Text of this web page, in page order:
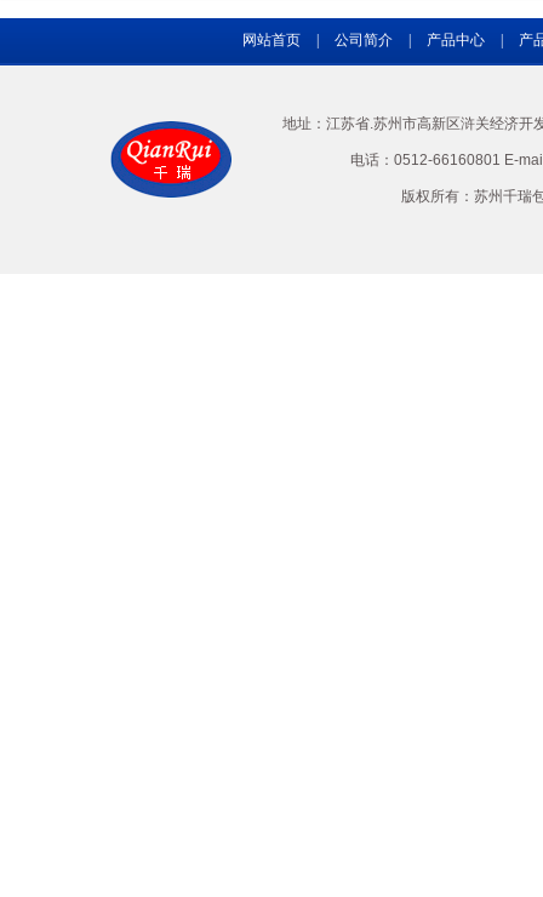
网站首页 公司简介 产品中心 产
地址：江苏省.苏州市高新区浒关经济
电话：0512-66160801 E-
版权所有：苏州千瑞